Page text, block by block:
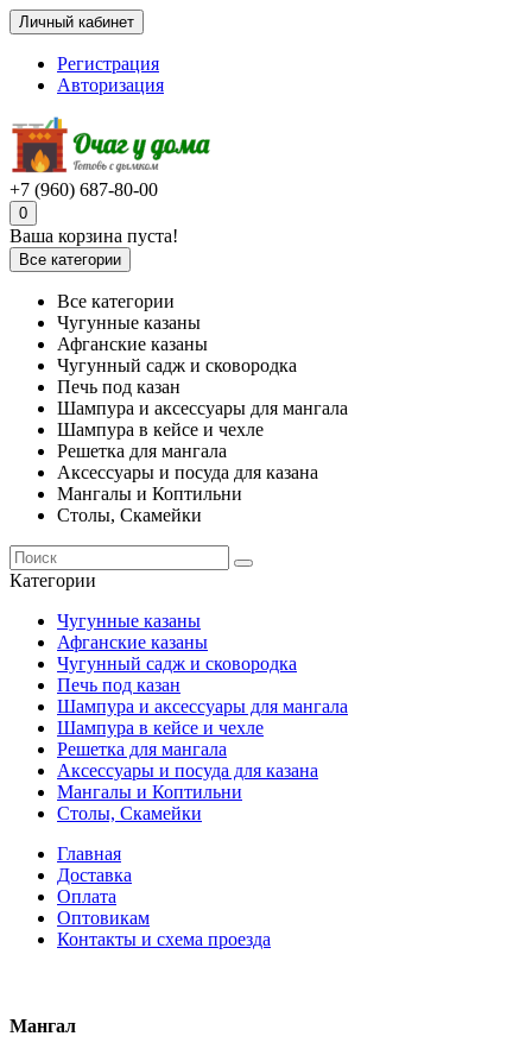
Личный кабинет
Регистрация
Авторизация
+7 (960) 687-80-00
0
Ваша корзина пуста!
Все категории
Все категории
Чугунные казаны
Афганские казаны
Чугунный садж и сковородка
Печь под казан
Шампура и аксессуары для мангала
Шампура в кейсе и чехле
Решетка для мангала
Аксессуары и посуда для казана
Мангалы и Коптильни
Столы, Скамейки
Категории
Чугунные казаны
Афганские казаны
Чугунный садж и сковородка
Печь под казан
Шампура и аксессуары для мангала
Шампура в кейсе и чехле
Решетка для мангала
Аксессуары и посуда для казана
Мангалы и Коптильни
Столы, Скамейки
Главная
Доставка
Оплата
Оптовикам
Контакты и схема проезда
Мангал